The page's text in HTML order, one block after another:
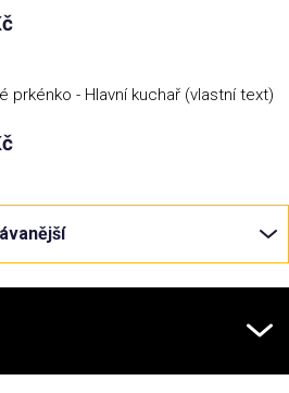
prkénko - Hlavní kuchař (vlastní text)